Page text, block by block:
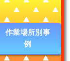
作業場所別事
例